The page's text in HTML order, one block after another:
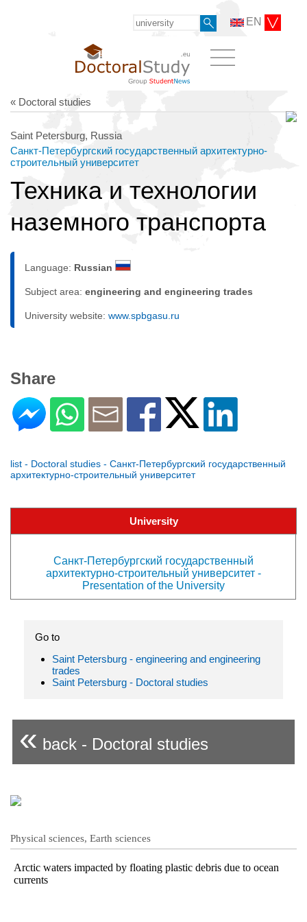
EN
« Doctoral studies
Saint Petersburg, Russia
Санкт-Петербургский государственный архитектурно-
строительный университет
Техника и технологии
наземного транспорта
Language: Russian
Subject area: engineering and engineering trades
University website: www.spbgasu.ru
Share
list - Doctoral studies - Санкт-Петербургский государственный
архитектурно-строительный университет
University
Санкт-Петербургский государственный
архитектурно-строительный университет -
Presentation of the University
Go to
Saint Petersburg - engineering and engineering
trades
Saint Petersburg - Doctoral studies
« back - Doctoral studies
Physical sciences, Earth sciences
Arctic waters impacted by floating plastic debris due to ocean
currents